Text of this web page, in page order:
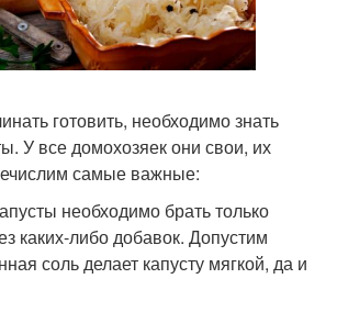
готовить, необходимо знать
У все домохозяек они свои, их
самые важные:
необходимо брать только
каких-либо добавок. Допустим
соль делает капусту мягкой, да и